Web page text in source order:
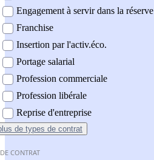
Engagement à servir dans la réserve
Franchise
Insertion par l'activ.éco.
Portage salarial
Profession commerciale
Profession libérale
Reprise d'entreprise
de types de contrat
CONTRAT